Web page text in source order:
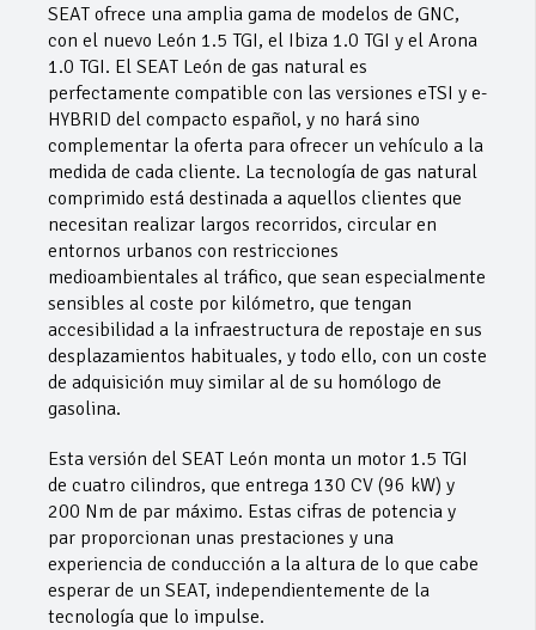
SEAT ofrece una amplia gama de modelos de GNC,
con el nuevo León 1.5 TGI, el Ibiza 1.0 TGI y el Arona
1.0 TGI. El SEAT León de gas natural es
perfectamente compatible con las versiones eTSI y e-
HYBRID del compacto español, y no hará sino
complementar la oferta para ofrecer un vehículo a la
medida de cada cliente. La tecnología de gas natural
comprimido está destinada a aquellos clientes que
necesitan realizar largos recorridos, circular en
entornos urbanos con restricciones
medioambientales al tráfico, que sean especialmente
sensibles al coste por kilómetro, que tengan
accesibilidad a la infraestructura de repostaje en sus
desplazamientos habituales, y todo ello, con un coste
de adquisición muy similar al de su homólogo de
gasolina.
Esta versión del SEAT León monta un motor 1.5 TGI
de cuatro cilindros, que entrega 130 CV (96 kW) y
200 Nm de par máximo. Estas cifras de potencia y
par proporcionan unas prestaciones y una
experiencia de conducción a la altura de lo que cabe
esperar de un SEAT, independientemente de la
tecnología que lo impulse.